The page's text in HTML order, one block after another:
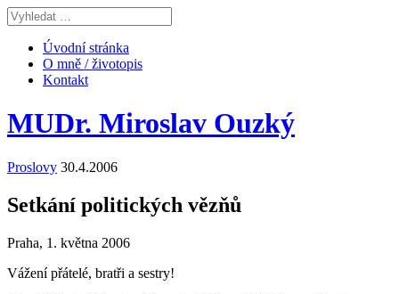
Úvodní stránka
O mně / životopis
Kontakt
MUDr. Miroslav Ouzký
Proslovy 30.4.2006
Setkání politických vězňů
Praha, 1. května 2006
Vážení přátelé, bratři a sestry!